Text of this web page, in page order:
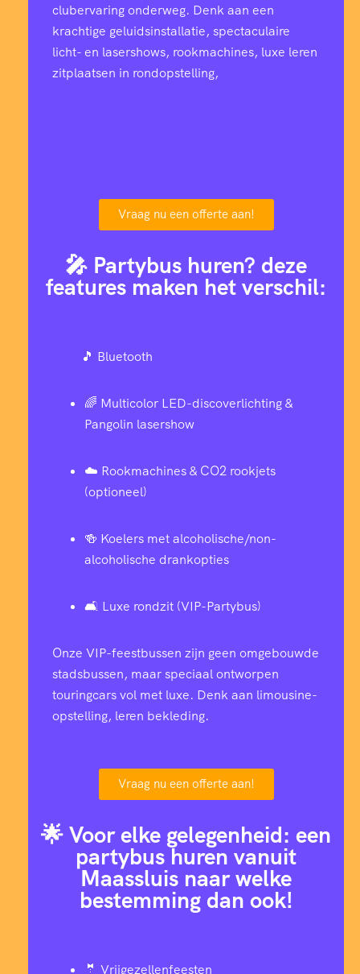
clubervaring onderweg. Denk aan een
krachtige geluidsinstallatie, spectaculaire
licht- en lasershows, rookmachines, luxe leren
zitplaatsen in rondopstelling,
Vraag nu een offerte aan!
🎤 Partybus huren? deze
features maken het verschil:
🎵 Bluetooth
🌈 Multicolor LED-discoverlichting &
Pangolin lasershow
☁️ Rookmachines & CO2 rookjets
(optioneel)
🍻 Koelers met alcoholische/non-
alcoholische drankopties
🛋 Luxe rondzit (VIP-Partybus)
Onze VIP-feestbussen zijn geen omgebouwde
stadsbussen, maar speciaal ontworpen
touringcars vol met luxe. Denk aan limousine-
opstelling, leren bekleding.
Vraag nu een offerte aan!
🌟 Voor elke gelegenheid: een
partybus huren vanuit
Maassluis naar welke
bestemming dan ook!
🤵 Vrijgezellenfeesten